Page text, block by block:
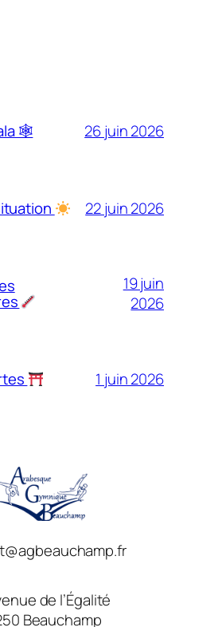
🕸 26 juin 2026
22 juin 2026
19 juin
2026
1 juin 2026
de l’Égalité
Beauchamp